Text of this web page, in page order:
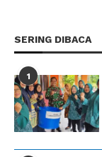
SERING DIBACA
1